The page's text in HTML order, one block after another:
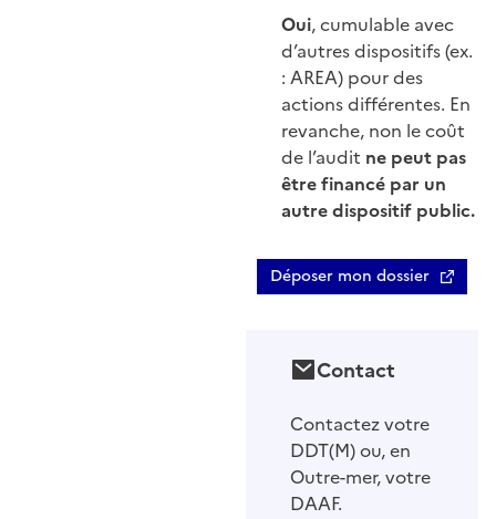
Oui, cumulable avec
d’autres dispositifs (ex.
: AREA) pour des
actions différentes. En
revanche, non le coût
de l’audit ne peut pas
être financé par un
autre dispositif public.
Déposer mon dossier
Contact
Contactez votre
DDT(M) ou, en
Outre-mer, votre
DAAF.